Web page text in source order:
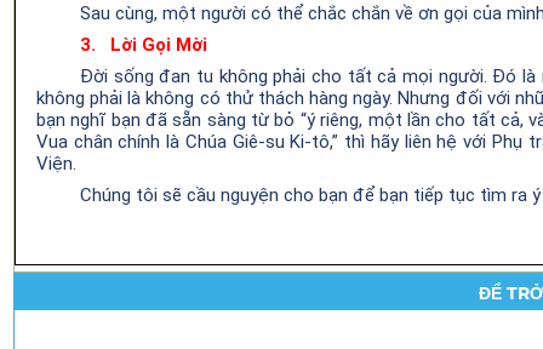
Sau cùng, một người có thể chắc chắn về ơn gọi của
3.
LờiGọi Mời
Đời sống đan tu không phải cho tất cả mọi người. Đó là
không phải là không có thử thách hàng ngày. Nhưng đối với
bạn nghĩ bạn đã sẵn sàng từ bỏ “ý riêng, một lần cho tất cả,
Vua chân chính là Chúa Giê-su Ki-tô,” thì hãy liên hệ với Phụ
Viện
Chúng tôi sẽ cầu nguyện cho bạn để bạn tiếp tục tìm ra
ĐỂ